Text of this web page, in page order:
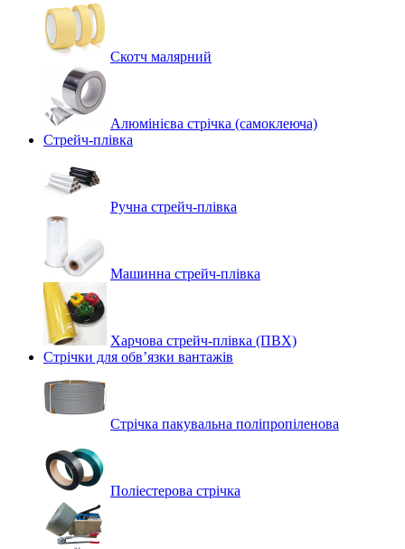
Скотч малярний
Алюмінієва стрічка (самоклеюча)
Стрейч-плівка
Ручна стрейч-плівка
Машинна стрейч‑плівка
Харчова стрейч-плівка (ПВХ)
Стрічки для обв’язки вантажів
Стрічка пакувальна поліпропіленова
Поліестерова стрічка